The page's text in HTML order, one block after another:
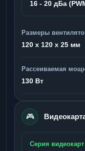
16 - 20 дБа
Размеры
120 x 120 x 25 мм
Рассеиваемая
130 Вт
🎮
Серия видеокарт